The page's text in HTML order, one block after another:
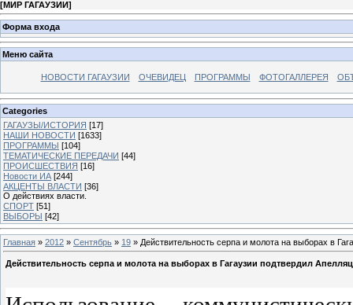
[МИР ГАГАУЗИИ]
Форма входа
Меню сайта
НОВОСТИ ГАГАУЗИИ ОЧЕВИДЕЦ ПРОГРАММЫ ФОТОГАЛЛЕРЕЯ
Categories
ГАГАУЗЫ/ИСТОРИЯ [17]
НАШИ НОВОСТИ [1633]
ПРОГРАММЫ [104]
ТЕМАТИЧЕСКИЕ ПЕРЕДАЧИ [44]
ПРОИСШЕСТВИЯ [16]
Новости ИА [244]
АКЦЕНТЫ ВЛАСТИ [36]
О действиях власти.
СПОРТ [51]
ВЫБОРЫ [42]
Главная » 2012 » Сентябрь » 19 » Действительность серпа и молота на выборах в
Действительность серпа и молота на выборах в Гагаузии подтвердил